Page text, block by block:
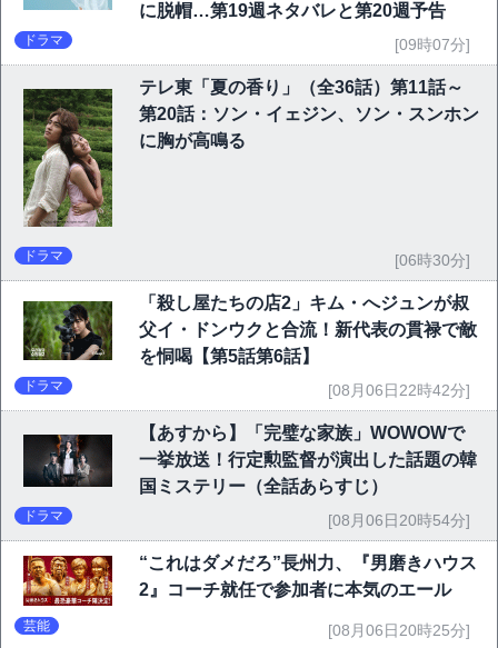
に脱帽…第19週ネタバレと第20週予告
ドラマ [09時07分]
テレ東「夏の香り」（全36話）第11話～
第20話：ソン・イェジン、ソン・スンホン
に胸が高鳴る
ドラマ [06時30分]
「殺し屋たちの店2」キム・へジュンが叔
父イ・ドンウクと合流！新代表の貫禄で敵
を恫喝【第5話第6話】
ドラマ [08月06日22時42分]
【あすから】「完璧な家族」WOWOWで
一挙放送！行定勲監督が演出した話題の韓
国ミステリー（全話あらすじ）
ドラマ [08月06日20時54分]
“これはダメだろ”長州力、『男磨きハウス
2』コーチ就任で参加者に本気のエール
芸能 [08月06日20時25分]